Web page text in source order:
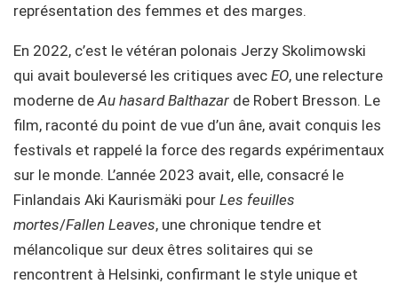
représentation des femmes et des marges.
En 2022, c’est le vétéran polonais Jerzy Skolimowski
qui avait bouleversé les critiques avec EO, une relecture
moderne de Au hasard Balthazar de Robert Bresson. Le
film, raconté du point de vue d’un âne, avait conquis les
festivals et rappelé la force des regards expérimentaux
sur le monde. L’année 2023 avait, elle, consacré le
Finlandais Aki Kaurismäki pour Les feuilles
mortes/Fallen Leaves, une chronique tendre et
mélancolique sur deux êtres solitaires qui se
rencontrent à Helsinki, confirmant le style unique et